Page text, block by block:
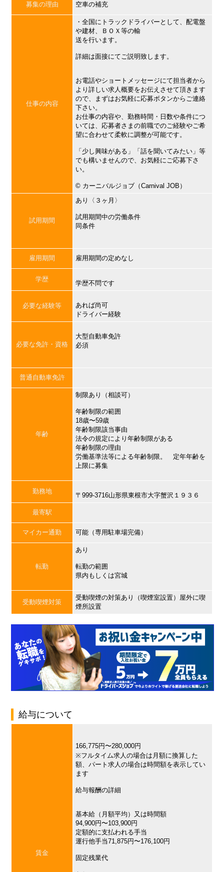
募集の理由 空車の補充
仕事の内容
・全国にトラックドライバーとして、配電盤
や建材、ＢＯＸ等の輸
送を行います。
詳細は面接にてご説明致します。
お電話やショートメッセージにて担当者から
より詳しい求人概要をお伝えさせて頂きます
ので、まずはお気軽に応募ボタンからご連絡
下さい。
お仕事の内容や、勤務時間・日数や条件につ
いては、応募者さまの前職でのご経験やご希
望に合わせて柔軟に調整が可能です。
「少し興味がある」「話を聞いてみたい」等
でも構いませんので、お気軽にご応募下さ
い。
©︎ カーニバルジョブ（Carnival JOB）
試用期間
あり〈３ヶ月〉
試用期間中の労働条件
同条件
雇用期間 雇用期間の定めなし
学歴
学歴不問です
必要な経験等
あれば尚可
ドライバー経験
必要な免許・資格
大型自動車免許
必須
普通自動車免許
年齢
制限あり（相談可）
年齢制限の範囲
18歳〜59歳
年齢制限該当事由
法令の規定により年齢制限がある
年齢制限の理由
労働基準法等による年齢制限。 定年年齢を
上限に募集
勤務地
〒999-3716山形県東根市大字蟹沢１９３６
最寄駅
マイカー通勤 可能（専用駐車場完備）
転勤
あり
転勤の範囲
県内もしくは宮城
受動喫煙対策
受動喫煙の対策あり（喫煙室設置）屋外に喫
煙所設置
給与について
賃金
166,775円〜280,000円
※フルタイム求人の場合は月額に換算した
額、パート求人の場合は時間額を表示してい
ます
給与報酬の詳細
基本給（月額平均）又は時間額
94,900円〜103,900円
定額的に支払われる手当
運行他手当71,875円〜176,100円
固定残業代